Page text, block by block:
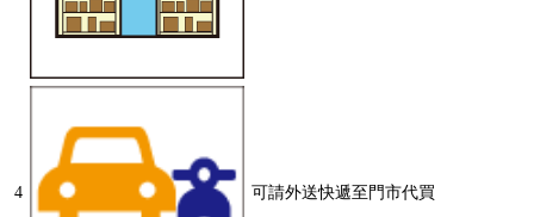
4 可請外送快遞至門市代買